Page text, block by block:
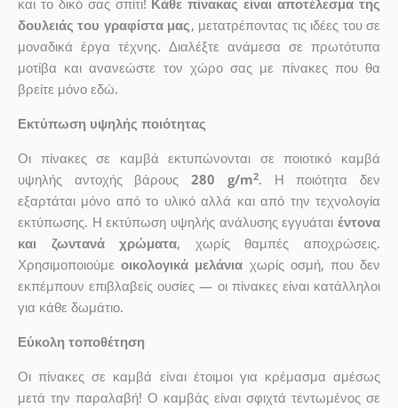
και το δικό σας σπίτι! Κάθε πίνακας είναι αποτέλεσμα της
δουλειάς του γραφίστα μας, μετατρέποντας τις ιδέες του σε
μοναδικά έργα τέχνης. Διαλέξτε ανάμεσα σε πρωτότυπα
μοτίβα και ανανεώστε τον χώρο σας με πίνακες που θα
βρείτε μόνο εδώ.
Εκτύπωση υψηλής ποιότητας
Οι πίνακες σε καμβά εκτυπώνονται σε ποιοτικό καμβά
υψηλής αντοχής βάρους280 g/m2. Η ποιότητα δεν
εξαρτάται μόνο από το υλικό αλλά και από την τεχνολογία
εκτύπωσης. Η εκτύπωση υψηλής ανάλυσης εγγυάταιέντονα
και ζωντανά χρώματα, χωρίς θαμπές αποχρώσεις.
Χρησιμοποιούμεοικολογικά μελάνια χωρίς οσμή, που δεν
εκπέμπουν επιβλαβείς ουσίες — οι πίνακες είναι κατάλληλοι
για κάθε δωμάτιο.
Εύκολη τοποθέτηση
Οι πίνακες σε καμβά είναι έτοιμοι για κρέμασμα αμέσως
μετά την παραλαβή! Ο καμβάς είναι σφιχτά τεντωμένος σε